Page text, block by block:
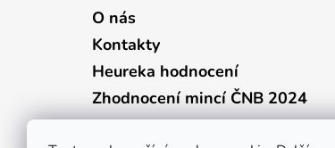
O nás
Kontakty
Heureka hodnocení
Zhodnocení mincí ČNB 2024